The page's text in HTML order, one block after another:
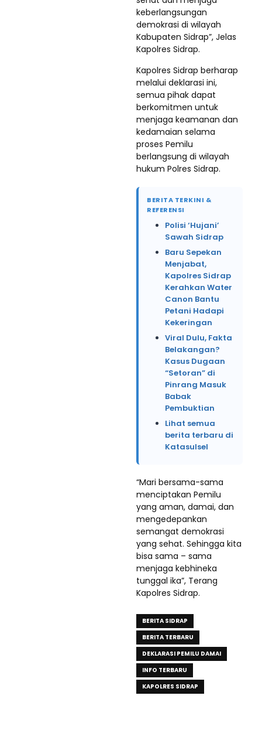
keberlangsungan
demokrasi di wilayah
Kabupaten Sidrap”, Jelas
Kapolres Sidrap.
Kapolres Sidrap berharap
melalui deklarasi ini,
semua pihak dapat
berkomitmen untuk
menjaga keamanan dan
kedamaian selama
proses Pemilu
berlangsung di wilayah
hukum Polres Sidrap.
BERITA TERKINI &
REFERENSI
Polisi ‘Hujani’
Sawah Sidrap
Baru Sepekan
Menjabat,
Kapolres Sidrap
Kerahkan Water
Canon Bantu
Petani Hadapi
Kekeringan
Viral Dulu, Fakta
Belakangan?
Kasus Dugaan
“Setoran” di
Pinrang Masuk
Babak
Pembuktian
Lihat semua
berita terbaru di
Katasulsel
“Mari bersama-sama
menciptakan Pemilu
yang aman, damai, dan
mengedepankan
semangat demokrasi
yang sehat. Sehingga kita
bisa sama – sama
menjaga kebhineka
tunggal ika”, Terang
Kapolres Sidrap.
BERITA SIDRAP
BERITA TERBARU
DEKLARASI PEMILU DAMAI
INFO TERBARU
KAPOLRES SIDRAP